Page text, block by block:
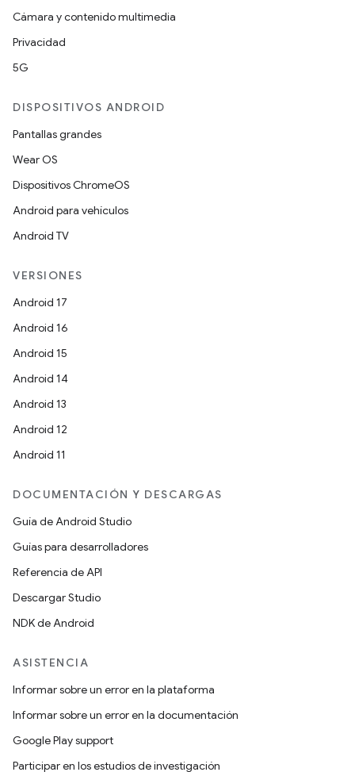
Cámara y contenido multimedia
Privacidad
5G
DISPOSITIVOS ANDROID
Pantallas grandes
Wear OS
Dispositivos ChromeOS
Android para vehículos
Android TV
VERSIONES
Android 17
Android 16
Android 15
Android 14
Android 13
Android 12
Android 11
DOCUMENTACIÓN Y DESCARGAS
Guía de Android Studio
Guías para desarrolladores
Referencia de API
Descargar Studio
NDK de Android
ASISTENCIA
Informar sobre un error en la plataforma
Informar sobre un error en la documentación
Google Play support
Participar en los estudios de investigación